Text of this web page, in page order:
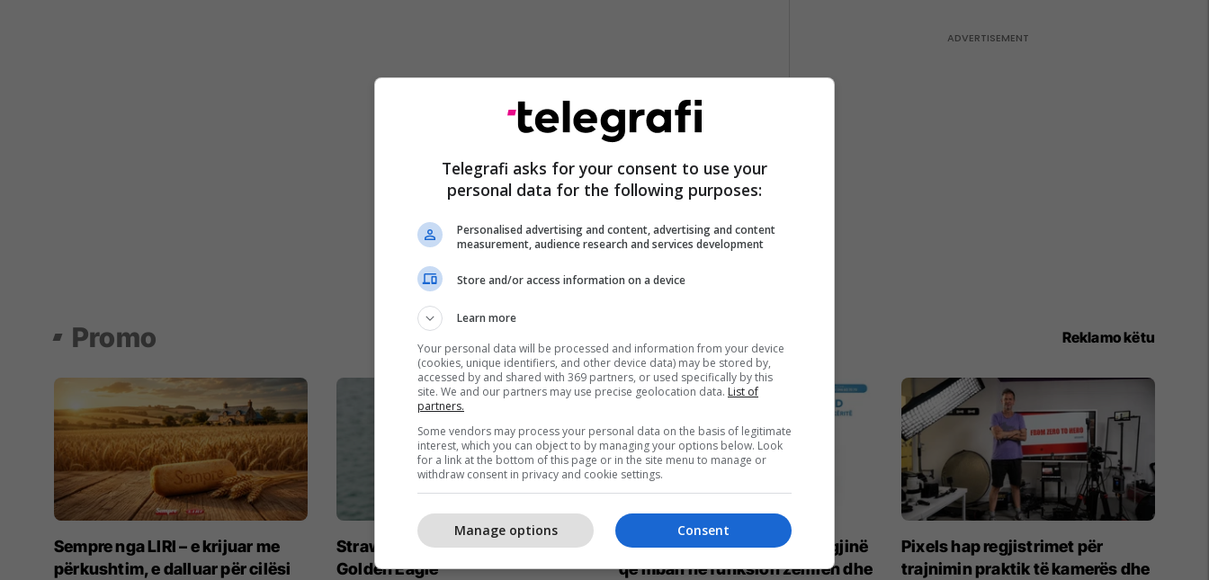
Promo Reklamo këtu
Sempre nga LIRI – e krijuar me
përkushtim, e dalluar për cilësi
Strawberry Apricot - shija e re e
Golden Eagle
United Hospital me teknologjinë
që mban në funksion zemrën dhe
Pixels hap regjistrimet për
trajnimin praktik të kamerës dhe
Telegrafi asks for your consent to use your
personal data for the following purposes:
Personalised advertising and content, advertising and content
measurement, audience research and services development
Store and/or access information on a device
Learn more
Your personal data will be processed and information from your device
(cookies, unique identifiers, and other device data) may be stored by,
accessed by and shared with 369 partners, or used specifically by this
site. We and our partners may use precise geolocation data. List of
partners.
Some vendors may process your personal data on the basis of legitimate
interest, which you can object to by managing your options below. Look
for a link at the bottom of this page or in the site menu to manage or
withdraw consent in privacy and cookie settings.
Consent
Manage options